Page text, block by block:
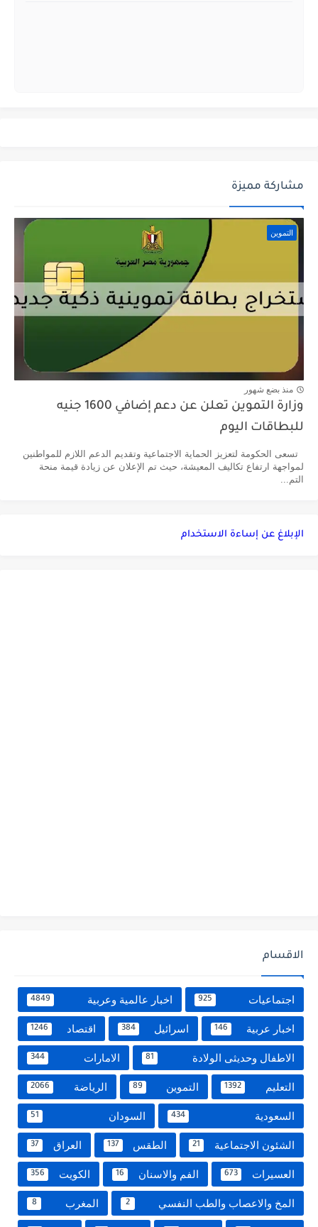
مشاركة مميزة
التموين
منذ بضع شهور
وزارة التموين تعلن عن دعم إضافي 1600 جنيه
للبطاقات اليوم
تسعى الحكومة لتعزيز الحماية الاجتماعية وتقديم الدعم اللازم للمواطنين
لمواجهة ارتفاع تكاليف المعيشة، حيث تم الإعلان عن زيادة قيمة منحة
التم...
الإبلاغ عن إساءة الاستخدام
الاقسام
اجتماعيات 925 اخبار عالمية وعربية 4849
اخبار عربية 146 اسرائيل 384 اقتصاد 1246
الاطفال وحديثى الولادة 81 الامارات 344
التعليم 1392 التموين 89 الرياضة 2066
السعودية 434 السودان 51
الشئون الاجتماعية 21 الطقس 137 العراق 37
العسيرات 673 الفم والاسنان 16 الكويت 356
المخ والاعصاب والطب النفسي 2 المغرب 8